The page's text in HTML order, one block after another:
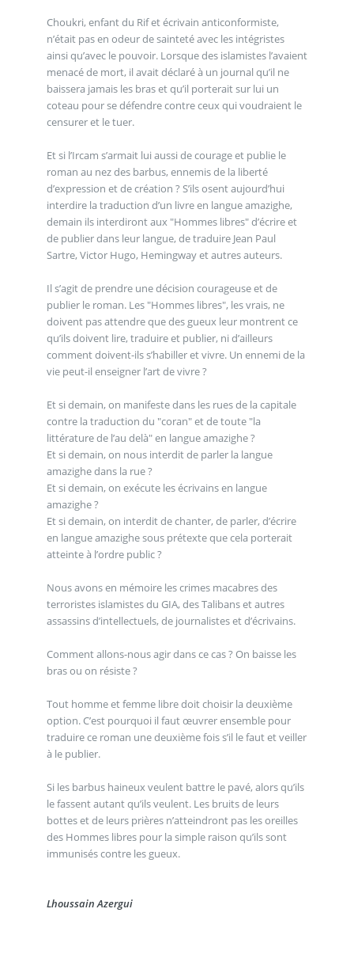
Choukri, enfant du Rif et écrivain anticonformiste,
n’était pas en odeur de sainteté avec les intégristes
ainsi qu’avec le pouvoir. Lorsque des islamistes l’avaient
menacé de mort, il avait déclaré à un journal qu’il ne
baissera jamais les bras et qu’il porterait sur lui un
coteau pour se défendre contre ceux qui voudraient le
censurer et le tuer.
Et si l’Ircam s’armait lui aussi de courage et publie le
roman au nez des barbus, ennemis de la liberté
d’expression et de création ? S’ils osent aujourd’hui
interdire la traduction d’un livre en langue amazighe,
demain ils interdiront aux "Hommes libres" d’écrire et
de publier dans leur langue, de traduire Jean Paul
Sartre, Victor Hugo, Hemingway et autres auteurs.
Il s’agit de prendre une décision courageuse et de
publier le roman. Les "Hommes libres", les vrais, ne
doivent pas attendre que des gueux leur montrent ce
qu’ils doivent lire, traduire et publier, ni d’ailleurs
comment doivent-ils s’habiller et vivre. Un ennemi de la
vie peut-il enseigner l’art de vivre ?
Et si demain, on manifeste dans les rues de la capitale
contre la traduction du "coran" et de toute "la
littérature de l’au delà" en langue amazighe ?
Et si demain, on nous interdit de parler la langue
amazighe dans la rue ?
Et si demain, on exécute les écrivains en langue
amazighe ?
Et si demain, on interdit de chanter, de parler, d’écrire
en langue amazighe sous prétexte que cela porterait
atteinte à l’ordre public ?
Nous avons en mémoire les crimes macabres des
terroristes islamistes du GIA, des Talibans et autres
assassins d’intellectuels, de journalistes et d’écrivains.
Comment allons-nous agir dans ce cas ? On baisse les
bras ou on résiste ?
Tout homme et femme libre doit choisir la deuxième
option. C’est pourquoi il faut œuvrer ensemble pour
traduire ce roman une deuxième fois s’il le faut et veiller
à le publier.
Si les barbus haineux veulent battre le pavé, alors qu’ils
le fassent autant qu’ils veulent. Les bruits de leurs
bottes et de leurs prières n’atteindront pas les oreilles
des Hommes libres pour la simple raison qu’ils sont
immunisés contre les gueux.
Lhoussain Azergui